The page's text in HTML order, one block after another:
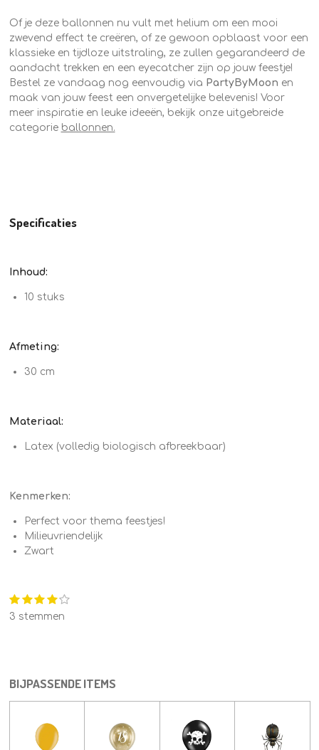
Of je deze ballonnen nu vult met helium om een mooi
zwevend effect te creëren, of ze gewoon opblaast voor een
klassieke en tijdloze uitstraling, ze zullen gegarandeerd de
aandacht trekken en een eyecatcher zijn op jouw feestje!
Bestel ze vandaag nog eenvoudig via PartyByMoon en
maak van jouw feest een onvergetelijke belevenis! Voor
meer inspiratie en leuke ideeën, bekijk onze uitgebreide
categorie ballonnen.
Specificaties
Inhoud:
1 0 stuks
Afmeting:
30 cm
Materiaal:
Latex (volledig biologisch afbreekbaar)
Kenmerken:
Perfect voor thema feestjes!
Milieuvriendelijk
Zwart
R
a
:
4
1
s
t
2
s
t
n
3
t
n
4
t
n
5
t
n
S
3 stemmen
BIJPASSENDE ITEMS